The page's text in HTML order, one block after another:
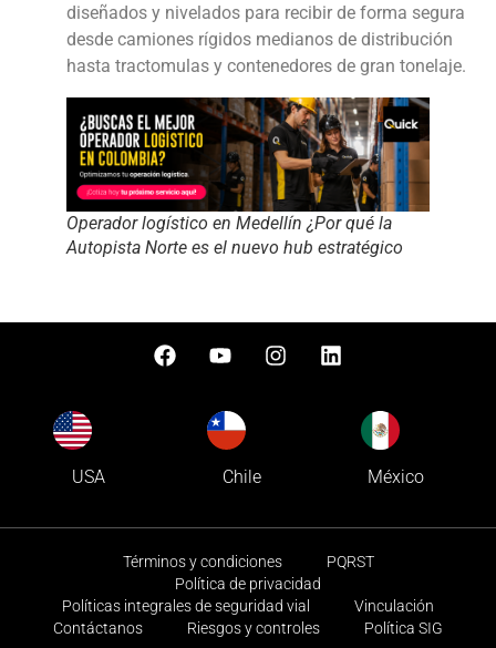
diseñados y nivelados para recibir de forma segura
desde camiones rígidos medianos de distribución
hasta tractomulas y contenedores de gran tonelaje.
Operador logístico en Medellín ¿Por qué la
Autopista Norte es el nuevo hub estratégico
USA Chile México
Términos y condiciones
PQRST
Política de privacidad
Políticas integrales de seguridad vial
Vinculación
Contáctanos
Riesgos y controles Política SIG